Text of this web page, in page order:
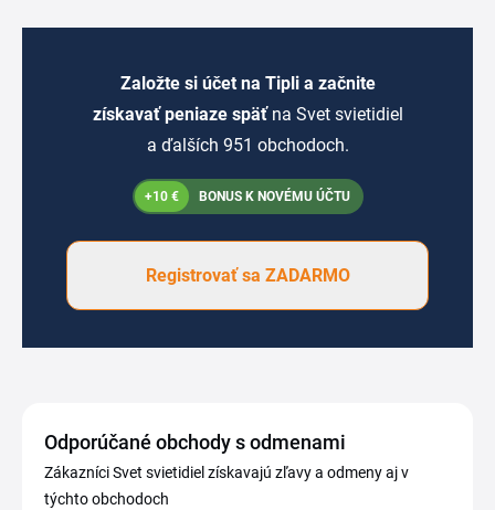
Založte si účet na Tipli a začnite
získavať peniaze späť na Svet svietidiel
a ďalších 951 obchodoch.
+10 € BONUS K NOVÉMU ÚČTU
Registrovať sa ZADARMO
Odporúčané obchody s odmenami
Zákazníci Svet svietidiel získavajú zľavy a odmeny aj v
týchto obchodoch